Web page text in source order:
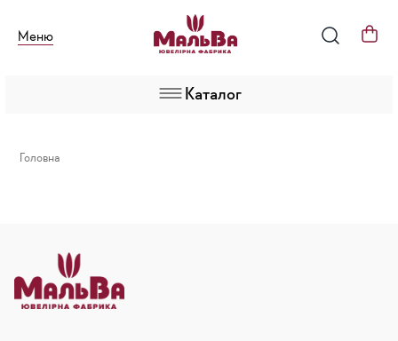
Меню
Каталог
Головна